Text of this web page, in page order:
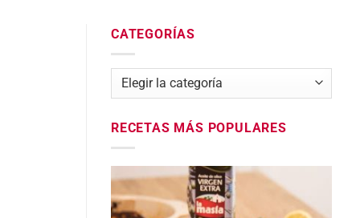
CATEGORÍAS
Categorías
RECETAS MÁS POPULARES